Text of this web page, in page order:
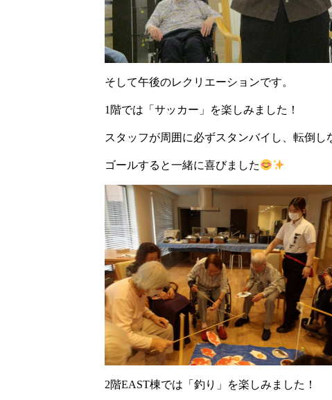
そして午後のレクリエーションです。
1階では「サッカー」を楽しみました！
スタッフが周囲に必ずスタンバイし、転倒し
ゴールすると一緒に喜びました
2階EAST棟では「釣り」を楽しみました！